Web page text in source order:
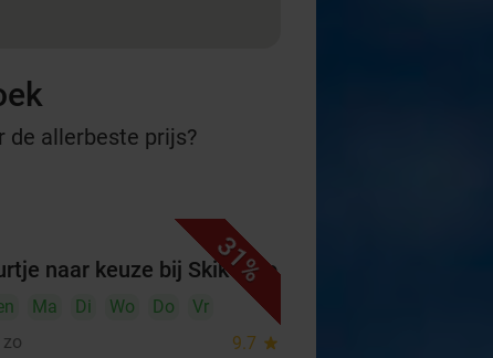
de allerbeste prijs?
31%
naar keuze bij Skik & zo
Ma Di Wo Do
Vr
9.7 star